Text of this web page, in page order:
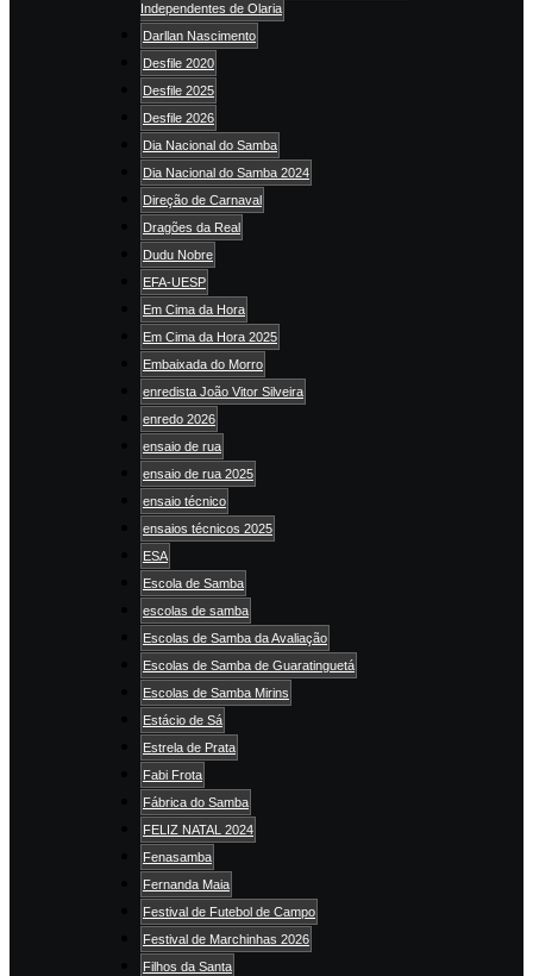
Independentes de Olaria
Darllan Nascimento
Desfile 2020
Desfile 2025
Desfile 2026
Dia Nacional do Samba
Dia Nacional do Samba 2024
Direção de Carnaval
Dragões da Real
Dudu Nobre
EFA-UESP
Em Cima da Hora
Em Cima da Hora 2025
Embaixada do Morro
enredista João Vitor Silveira
enredo 2026
ensaio de rua
ensaio de rua 2025
ensaio técnico
ensaios técnicos 2025
ESA
Escola de Samba
escolas de samba
Escolas de Samba da Avaliação
Escolas de Samba de Guaratinguetá
Escolas de Samba Mirins
Estácio de Sá
Estrela de Prata
Fabi Frota
Fábrica do Samba
FELIZ NATAL 2024
Fenasamba
Fernanda Maia
Festival de Futebol de Campo
Festival de Marchinhas 2026
Filhos da Santa